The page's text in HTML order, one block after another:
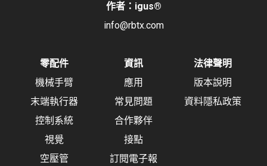
作者：igus®
info@rbtx.com
零配件
機械手臂
末端執行器
控制系統
視覺
空壓管
資訊
應用
常見問題
合作夥伴
接點
訂閱電子報
法律聲明
版本說明
資料隱私政策